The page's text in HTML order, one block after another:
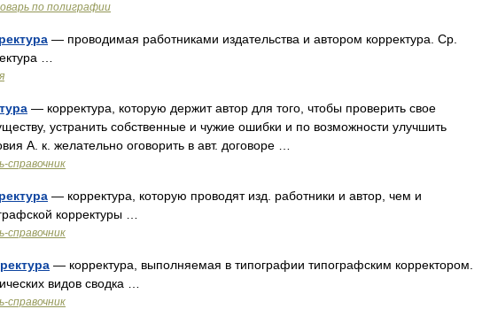
по полиграфии
— проводимая работниками издательства и автором корректура. Ср.
…
— корректура, которую держит автор для того, чтобы проверить свое
устранить собственные и чужие ошибки и по возможности улучшить
А. к. желательно оговорить в авт. договоре …
справочник
— корректура, которую проводят изд. работники и автор, чем и
корректуры …
справочник
— корректура, выполняемая в типографии типографским корректором.
видов сводка …
справочник